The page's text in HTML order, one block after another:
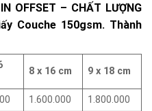
OFFSET – CHẤT LƯỢNG
Couche 150gsm. Thành
8 x 16 cm 9 x 18 cm
1.600.000
1.800.000